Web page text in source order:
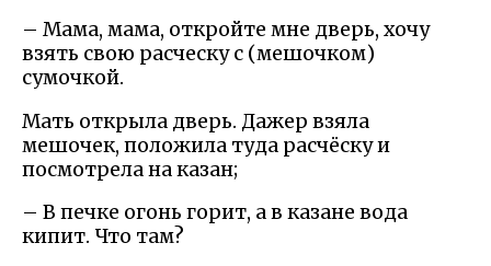
– Мама, мама, откройте мне дверь, хочу
взять свою расческу с (мешочком)
сумочкой.
Мать открыла дверь. Дажер взяла
мешочек, положила туда расчёску и
посмотрела на казан;
– В печке огонь горит, а в казане вода
кипит. Что там?